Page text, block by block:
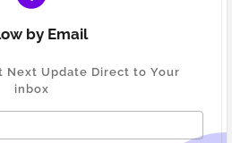
by Email
Next Update Direct to Your
inbox